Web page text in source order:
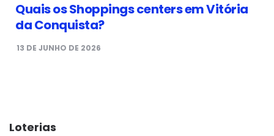
Quais os Shoppings centers em Vitória
da Conquista?
13 DE JUNHO DE 2026
Loterias